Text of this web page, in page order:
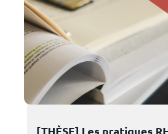
[THÈSE] Les pratiques